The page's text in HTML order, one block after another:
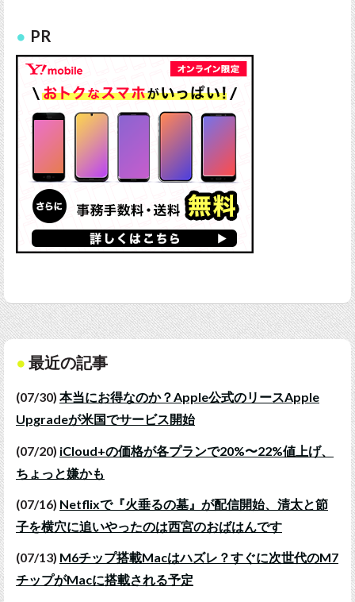
PR
最近の記事
(07/30) 本当にお得なのか？Apple公式のリースApple
Upgradeが米国でサービス開始
(07/20) iCloud+の価格が各プランで20%〜22%値上げ、
ちょっと嫌かも
(07/16) Netflixで『火垂るの墓』が配信開始、清太と節
子を横穴に追いやったのは西宮のおばはんです
(07/13) M6チップ搭載Macはハズレ？すぐに次世代のM7
チップがMacに搭載される予定